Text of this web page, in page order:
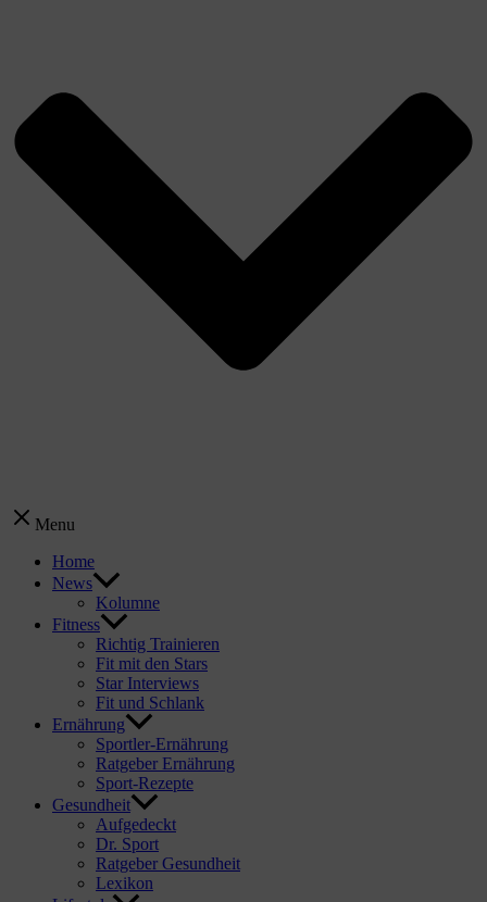
Menu
Home
News
Kolumne
Fitness
Richtig Trainieren
Fit mit den Stars
Star Interviews
Fit und Schlank
Ernährung
Sportler-Ernährung
Ratgeber Ernährung
Sport-Rezepte
Gesundheit
Aufgedeckt
Dr. Sport
Ratgeber Gesundheit
Lexikon